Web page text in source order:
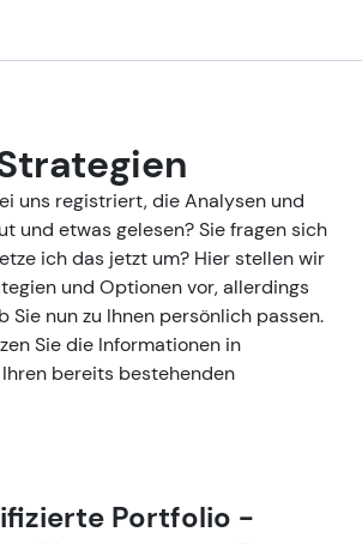
uns registriert, die Analysen und
und etwas gelesen? Sie fragen sich
ich das jetzt um? Hier stellen wir
und Optionen vor, allerdings
Sie nun zu Ihnen persönlich passen.
Sie die Informationen in
bereits bestehenden
Portfolio -